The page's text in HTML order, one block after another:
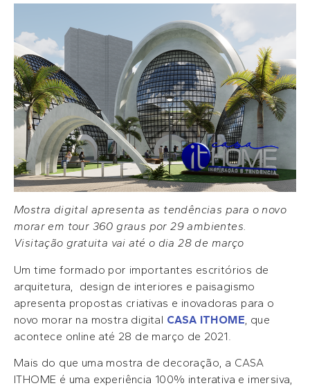
Mostra digital apresenta as tendências para o novo
morar em tour 360 graus por 29 ambientes.
Visitação gratuita vai até o dia 28 de março
Um time formado por importantes escritórios de
arquitetura, design de interiores e paisagismo
apresenta propostas criativas e inovadoras para o
novo morar na mostra digital CASA ITHOME , que
acontece online até 28 de março de 2021.
Mais do que uma mostra de decoração, a CASA
ITHOME é uma experiência 100% interativa e imersiva,